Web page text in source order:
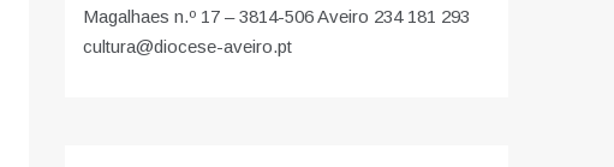
Magalhaes n.º 17 – 3814-506 Aveiro 234 181 293
cultura@diocese-aveiro.pt